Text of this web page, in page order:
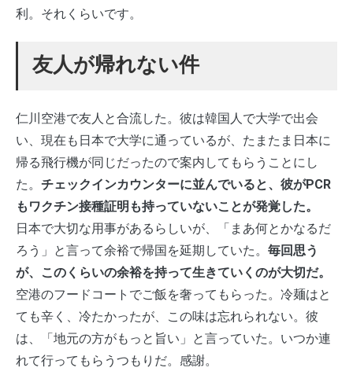
利。それくらいです。
友人が帰れない件
仁川空港で友人と合流した。彼は韓国人で大学で出会
い、現在も日本で大学に通っているが、たまたま日本に
帰る飛行機が同じだったので案内してもらうことにし
た。 チェックインカウンターに並んでいると、彼がPCR
もワクチン接種証明も持っていないことが発覚した。
日本で大切な用事があるらしいが、「まあ何とかなるだ
ろう」と言って余裕で帰国を延期していた。 毎回思う
が、このくらいの余裕を持って生きていくのが大切だ。
空港のフードコートでご飯を奢ってもらった。冷麺はと
ても辛く、冷たかったが、この味は忘れられない。彼
は、「地元の方がもっと旨い」と言っていた。いつか連
れて行ってもらうつもりだ。感謝。